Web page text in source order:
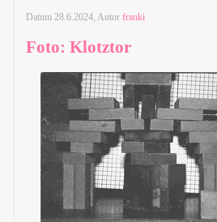
Datum 28.6.2024, Autor franki
Foto: Klotztor